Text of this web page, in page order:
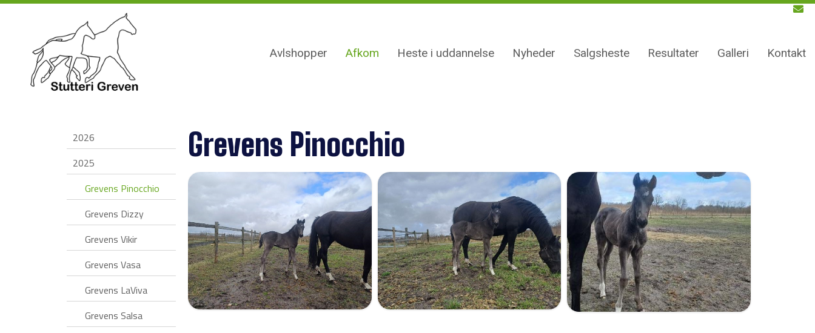
Avlshopper Afkom Heste i uddannelse Nyheder Salgsheste Resultater Galleri Kontakt
2026
2025
Grevens Pinocchio
Grevens Dizzy
Grevens Vikir
Grevens Vasa
Grevens LaViva
Grevens Salsa
Grevens Pinocchio